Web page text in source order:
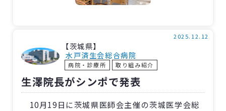
や、精油をブレンドした石鹸について、実際に
イスを行ないました。終了後には参加者へお土
産として渡され、「実際に試すことができてよ
かった」との感想がありました。
【茨城県】
水戸済生会総合病院
病院・診療所 取り組み紹介
2025.12.12
生澤院長がシンポで発表
10月19日に茨城県医師会主催の茨城医学会総